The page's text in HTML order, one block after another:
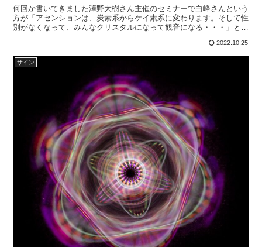
何回か書いてきました澤野大樹さん主催のセミナーで白峰さんという
方が「アセンションは、炭素系からケイ素系に変わります。そして性
別がなくなって、みんなクリスタルになって観音になる・・・」とア
2022.10.25
サイン